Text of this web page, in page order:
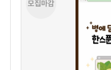
모집마감